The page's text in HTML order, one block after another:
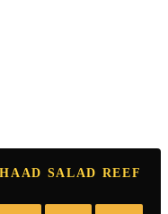
SALAD REEF